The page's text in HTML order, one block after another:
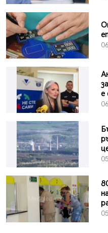
е